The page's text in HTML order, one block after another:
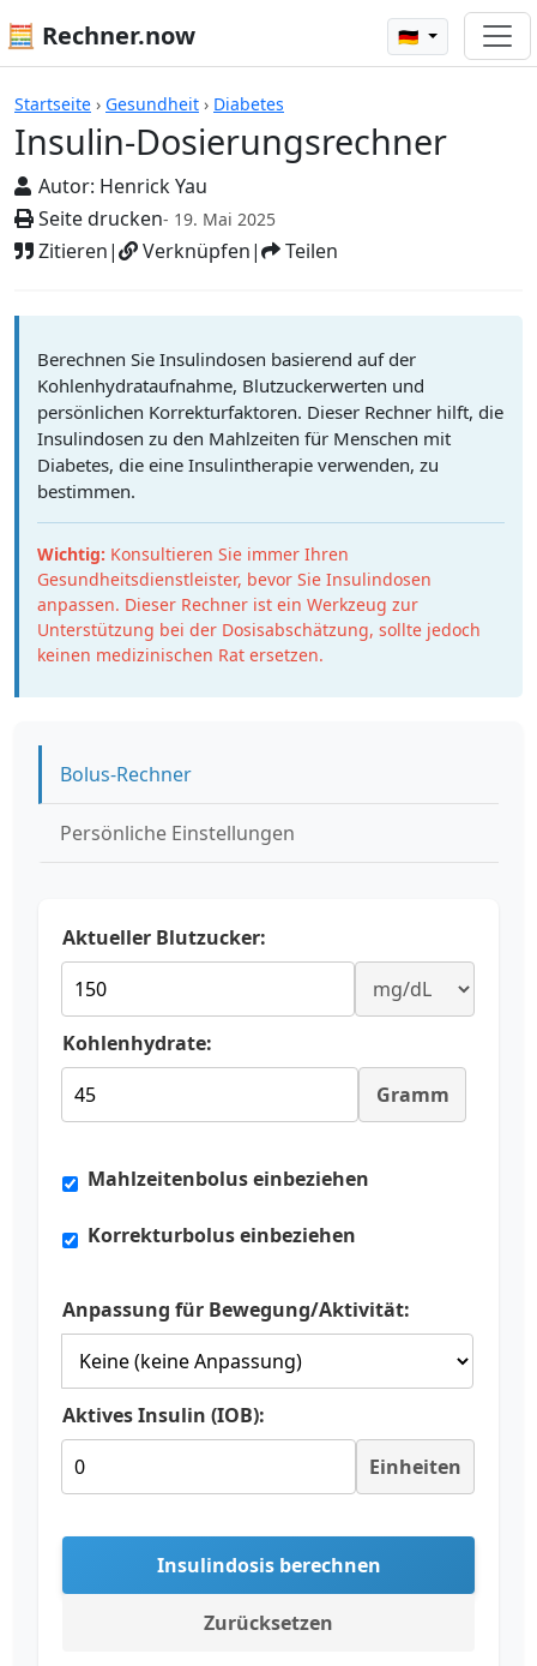
🧮 Rechner.now 🇩🇪
Startseite › Gesundheit › Diabetes
Insulin-Dosierungsrechner
Autor: Henrick Yau
Seite drucken- 19. Mai 2025
Zitieren| Verknüpfen| Teilen
Rechner
Berechnen Sie Insulindosen basierend auf der
Kohlenhydrataufnahme, Blutzuckerwerten und
persönlichen Korrekturfaktoren. Dieser Rechner hilft, die
Insulindosen zu den Mahlzeiten für Menschen mit
Diabetes, die eine Insulintherapie verwenden, zu
bestimmen.
Wichtig: Konsultieren Sie immer Ihren
Gesundheitsdienstleister, bevor Sie Insulindosen
anpassen. Dieser Rechner ist ein Werkzeug zur
Unterstützung bei der Dosisabschätzung, sollte jedoch
keinen medizinischen Rat ersetzen.
Bolus-Rechner
Persönliche Einstellungen
Aktueller Blutzucker:
Kohlenhydrate:
Gramm
Mahlzeitenbolus einbeziehen
Korrekturbolus einbeziehen
Anpassung für Bewegung/Aktivität:
Aktives Insulin (IOB):
Einheiten
Insulindosis berechnen
Zurücksetzen